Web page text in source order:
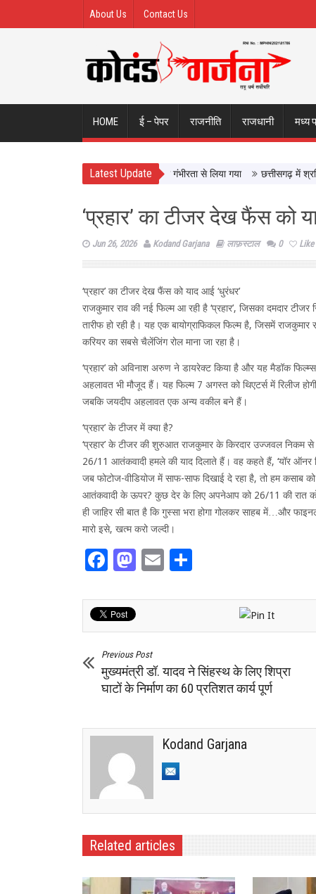
About Us Contact Us
HOME ई – पेपर राजनीति राजधानी मध्य
Latest Update
बैठक के बाद छात्रों का दावा- मांगों को गंभीरता से लिया गया छत्तीसगढ़ में श्रमिक
‘प्रहार’ का टीजर देख फैंस को
Jun 26, 2026 Kodand Garjana लाफ़स्टाल 0 Like
‘प्रहार’ का टीजर देख फैंस को याद आई ‘धुरंधर’
राजकुमार राव की नई फिल्म आ रही है ‘प्रहार’, जिसका दमदार
तारीफ हो रही है। यह एक बायोग्राफिकल फिल्म है, जिसमें
करियर का सबसे चैलेंजिंग रोल माना जा रहा है।
‘प्रहार’ को अविनाश अरुण ने डायरेक्ट किया है और यह मैडॉक
अहलावत भी मौजूद हैं। यह फिल्म 7 अगस्त को थिएटर्स में रिलीज
जबकि जयदीप अहलावत एक अन्य वकील बने हैं।
‘प्रहार’ के टीजर में क्या है?
‘प्रहार’ के टीजर की शुरुआत राजकुमार के किरदार उज्जवल निकम
26/11 आतंकवादी हमले की याद दिलाते हैं। वह कहते हैं, ‘यॉर
जब फोटोज-वीडियोज में साफ-साफ दिखाई दे रहा है, तो हम कसाब
आतंकवादी के ऊपर? कुछ देर के लिए अपनेआप को 26/11 की रात को
ही जाहिर सी बात है कि गुस्सा भरा होगा गोलकर साहब में…और
मारो इसे, खत्म करो जल्दी।
Facebook
Mastodon
Email
Previous Post
मुख्यमंत्री डॉ. यादव ने सिंहस्थ के लिए शिप्रा
घाटों के निर्माण का 60 प्रतिशत कार्य पूर्ण
Kodand Garjana
Related articles